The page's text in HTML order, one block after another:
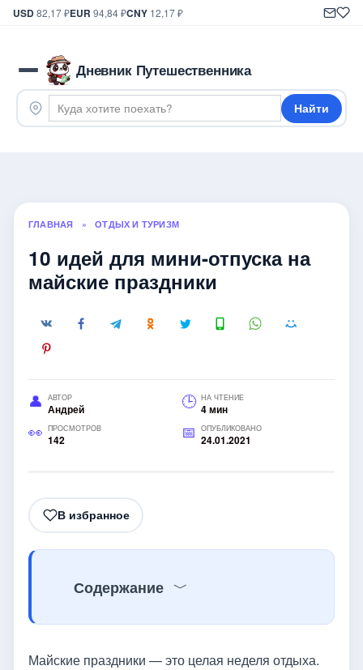
USD82,17 ₽EUR 94,84 ₽CNY 12,17 ₽
Дневник Путешественника
Найти
ГЛАВНАЯ » ОТДЫХ И ТУРИЗМ
10 идей для мини-отпуска на
майские праздники
АВТОР
Андрей
НА ЧТЕНИЕ
4 мин
ПРОСМОТРОВ
142
ОПУБЛИКОВАНО
24.01.2021
В избранное
Содержание
Майские праздники — это целая неделя отдыха.